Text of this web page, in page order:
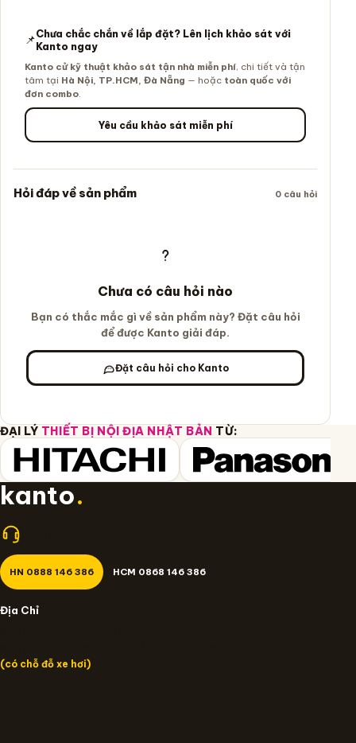
📌Chưa chắc chắn về lắp đặt? Lên lịch khảo sát với
Kanto ngay
Kanto cử kỹ thuật khảo sát tận nhà miễn phí, chi tiết và tận
tâm tại Hà Nội, TP.HCM, Đà Nẵng — hoặc toàn quốc với
đơn combo.
Yêu cầu khảo sát miễn phí
Hỏi đáp về sản phẩm 0 câu hỏi
Chưa có câu hỏi nào
Bạn có thắc mắc gì về sản phẩm này? Đặt câu hỏi
để được Kanto giải đáp.
Đặt câu hỏi cho Kanto
ĐẠI LÝ THIẾT BỊ NỘI ĐỊA NHẬT BẢN TỪ:
kanto.
HN 0888 146 386 HCM 0868 146 386
Địa Chỉ
(có chỗ đỗ xe hơi)